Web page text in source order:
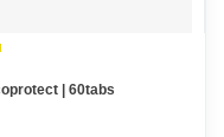
| 60tabs